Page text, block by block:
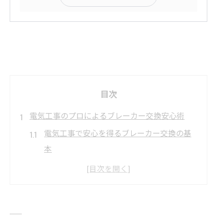
目次
電気工事のプロによるブレーカー交換安心術
電気工事で安心を得るブレーカー交換の基
本
信頼できる電気工事業者の選び方と特徴